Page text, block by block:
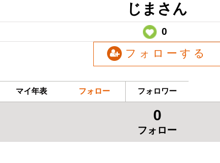
じまさん
0
フォローする
マイ年表 フォロー フォロワー
0
フォロー